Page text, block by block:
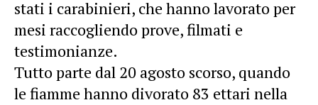
stati i carabinieri, che hanno lavorato per
mesi raccogliendo prove, filmati e
testimonianze.
Tutto parte dal 20 agosto scorso, quando
le fiamme hanno divorato 83 ettari nella